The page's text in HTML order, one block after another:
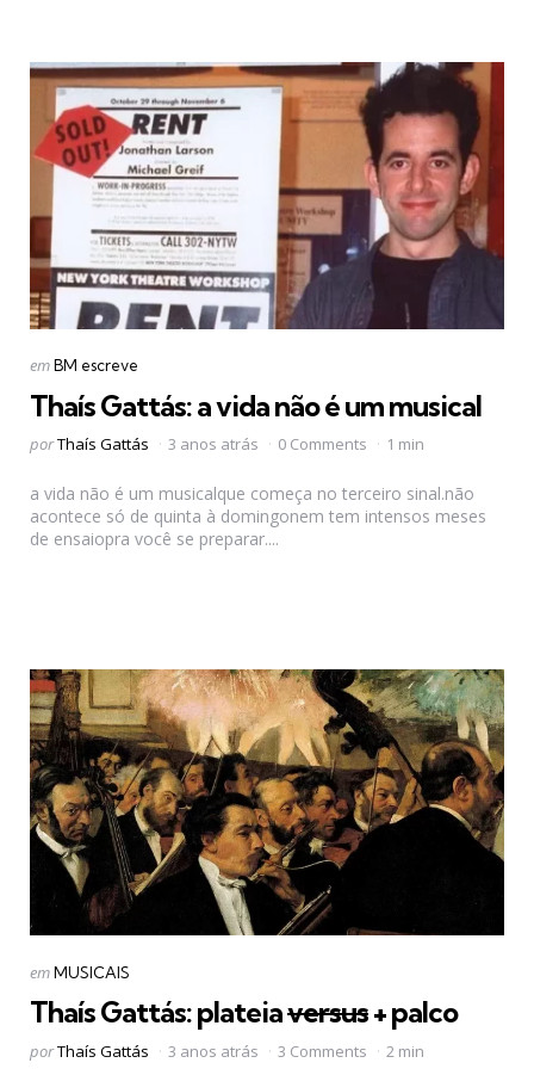
Categorias
Postado
emBM escreve
Thaís Gattás: a vida não é um musical
Postado
porThaís Gattás 3 anos atrás 0 Comments 1 min
a vida não é um musicalque começa no terceiro sinal.não
acontece só de quinta à domingonem tem intensos meses
de ensaiopra você se preparar....
Categorias
Postado
emMUSICAIS
Thaís Gattás: plateiaversus+ palco
Postado
porThaís Gattás 3 anos atrás 3 Comments 2 min